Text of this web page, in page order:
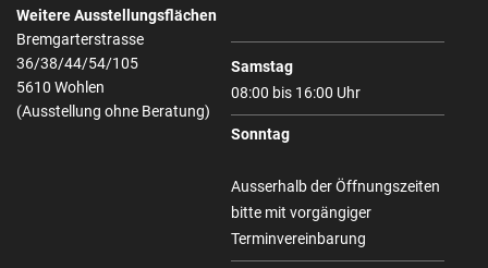
Weitere Ausstellungsflächen
Bremgarterstrasse
36/38/44/54/105
5610 Wohlen
(Ausstellung ohne Beratung)
Samstag
08:00 bis 16:00 Uhr
Sonntag
Ausserhalb der Öffnungszeiten
bitte mit vorgängiger
Terminvereinbarung